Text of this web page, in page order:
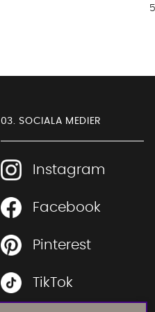
03. SOCIALA MEDIER
Instagram
Facebook
Pinterest
TikTok